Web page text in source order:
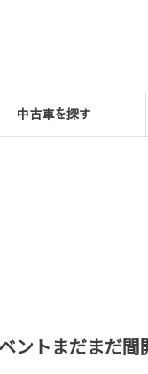
中古車を探す
トまだまだ間